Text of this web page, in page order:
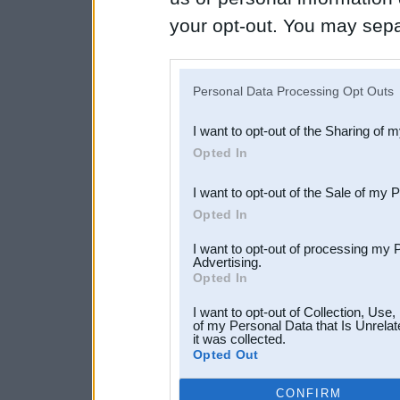
your opt-out. You may
Downstream Participants
third parties.
Personal Data Processing Opt Outs
I want to opt-out of the Sharing of
Opted In
I want to opt-out of the Sale of my
Opted In
I want to opt-out of processing my
Advertising.
Opted In
I want to opt-out of Collection,
of my Personal Data that Is
it was collected.
Opted Out
CONFIRM